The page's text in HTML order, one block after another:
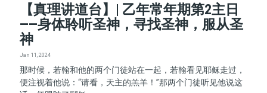
【真理讲道台】| 乙年常年期第2主日
——身体聆听圣神，寻找圣神，服从圣
神
Jan 11, 2024
那时候，若翰和他的两个门徒站在一起，若翰看见耶稣走过，
便注视着他说：“请看，天主的羔羊！”那两个门徒听见他说这